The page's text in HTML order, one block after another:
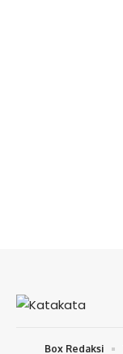
Box Redaksi